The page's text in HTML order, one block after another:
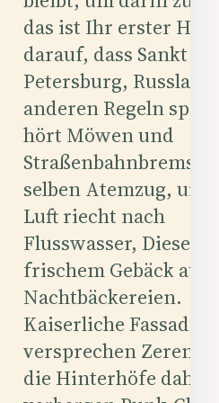
das ist Ihr erster
darauf, dass Sankt
Petersburg,
anderen Regeln
hört Möwen und
selben Atemzug, und
Luft riecht nach
Flusswasser, Diesel
frischem Gebäck aus
Nachtbäckereien.
Kaiserliche Fassaden
versprechen
die Hinterhöfe